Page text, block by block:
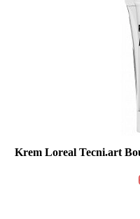
Krem Loreal Tecni.art